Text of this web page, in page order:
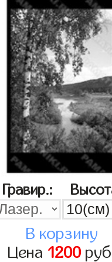
Гравир.:
В корзину
Цена 1200